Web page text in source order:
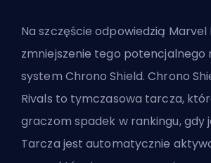
Na szczęście odpowiedzią Marvel
zmniejszenie tego potencjalnego
system Chrono Shield. Chrono
Rivals to tymczasowa tarcza,
graczom spadek w rankingu, gdy
Tarcza jest automatycznie